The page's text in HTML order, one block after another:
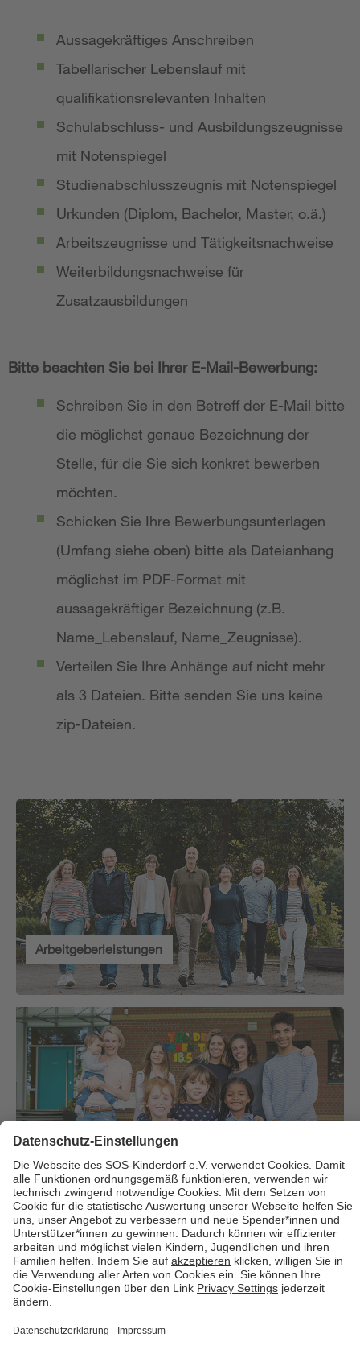
Aussagekräftiges Anschreiben
Tabellarischer Lebenslauf mit
qualifikationsrelevanten Inhalten
Schulabschluss- und Ausbildungszeugnisse
mit Notenspiegel
Studienabschlusszeugnis mit Notenspiegel
Urkunden (Diplom, Bachelor, Master, o.ä.)
Arbeitszeugnisse und Tätigkeitsnachweise
Weiterbildungsnachweise für
Zusatzausbildungen
Bitte beachten Sie bei Ihrer E-Mail-Bewerbung:
Schreiben Sie in den Betreff der E-Mail bitte
die möglichst genaue Bezeichnung der
Stelle, für die Sie sich konkret bewerben
möchten.
Schicken Sie Ihre Bewerbungsunterlagen
(Umfang siehe oben) bitte als Dateianhang
möglichst im PDF-Format mit
aussagekräftiger Bezeichnung (z.B.
Name_Lebenslauf, Name_Zeugnisse).
Verteilen Sie Ihre Anhänge auf nicht mehr
als 3 Dateien. Bitte senden Sie uns keine
zip-Dateien.
Arbeitgeberleistungen